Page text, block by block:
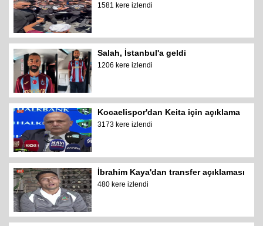
1581 kere izlendi
Salah, İstanbul'a geldi
1206 kere izlendi
Kocaelispor'dan Keita için açıklama
3173 kere izlendi
İbrahim Kaya'dan transfer açıklaması
480 kere izlendi